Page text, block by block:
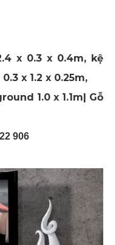
x 0.3 x 0.4m, kệ
x 1.2 x 0.25m,
x 1.1m| Gỗ
906